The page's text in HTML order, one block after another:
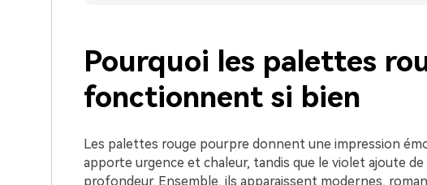
Pourquoi les palettes
fonctionnent si bien
Les palettes rouge pourpre donnent une impression
apporte urgence et chaleur, tandis que le violet ajoute de
profondeur. Ensemble, ils apparaissent modernes,